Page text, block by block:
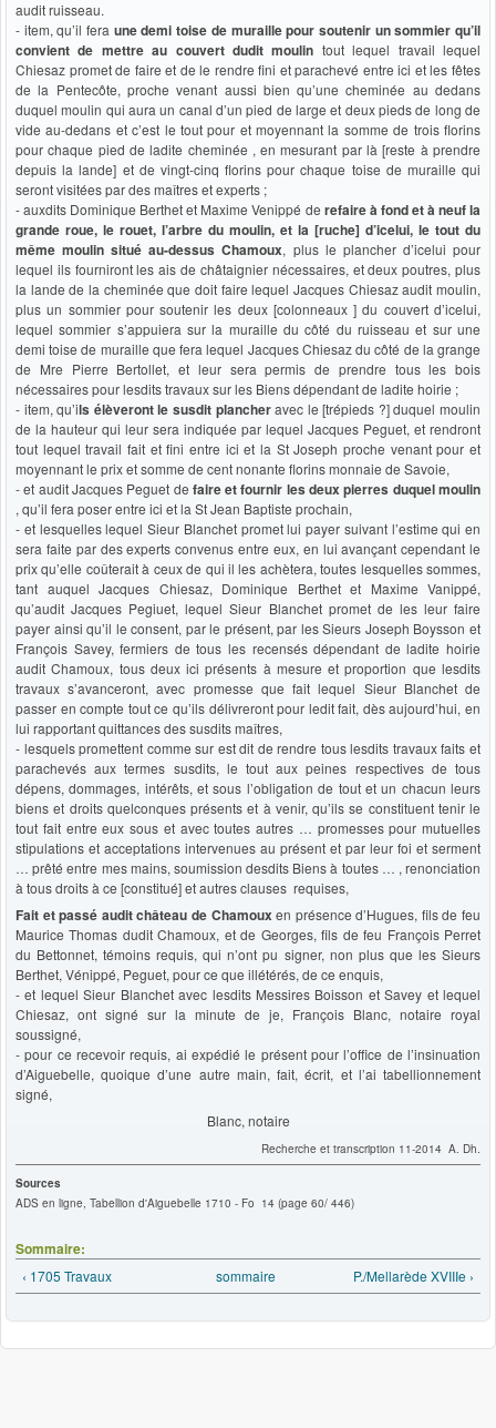
audit ruisseau.
- item, qu’il fera une demi toise de muraille pour soutenir un sommier qu’il
convient de mettre au couvert dudit moulin tout lequel travail lequel
Chiesaz promet de faire et de le rendre fini et parachevé entre ici et les fêtes
de la Pentecôte, proche venant aussi bien qu’une cheminée au dedans
duquel moulin qui aura un canal d’un pied de large et deux pieds de long de
vide au-dedans et c’est le tout pour et moyennant la somme de trois florins
pour chaque pied de ladite cheminée , en mesurant par là [reste à prendre
depuis la lande] et de vingt-cinq florins pour chaque toise de muraille qui
seront visitées par des maîtres et experts ;
- auxdits Dominique Berthet et Maxime Venippé de refaire à fond et à neuf la
grande roue, le rouet, l’arbre du moulin, et la [ruche] d’icelui, le tout du
même moulin situé au-dessus Chamoux, plus le plancher d’icelui pour
lequel ils fourniront les ais de châtaignier nécessaires, et deux poutres, plus
la lande de la cheminée que doit faire lequel Jacques Chiesaz audit moulin,
plus un sommier pour soutenir les deux [colonneaux ] du couvert d’icelui,
lequel sommier s’appuiera sur la muraille du côté du ruisseau et sur une
demi toise de muraille que fera lequel Jacques Chiesaz du côté de la grange
de Mre Pierre Bertollet, et leur sera permis de prendre tous les bois
nécessaires pour lesdits travaux sur les Biens dépendant de ladite hoirie ;
- item, qu’ils élèveront le susdit plancheravec le [trépieds ?] duquel moulin
de la hauteur qui leur sera indiquée par lequel Jacques Peguet, et rendront
tout lequel travail fait et fini entre ici et la St Joseph proche venant pour et
moyennant le prix et somme de cent nonante florins monnaie de Savoie,
- et audit Jacques Peguet de faire et fournir les deux pierres duquel moulin
, qu’il fera poser entre ici et la St Jean Baptiste prochain,
- et lesquelles lequel Sieur Blanchet promet lui payer suivant l’estime qui en
sera faite par des experts convenus entre eux, en lui avançant cependant le
prix qu’elle coûterait à ceux de qui il les achètera, toutes lesquelles sommes,
tant auquel Jacques Chiesaz, Dominique Berthet et Maxime Vanippé,
qu’audit Jacques Pegiuet, lequel Sieur Blanchet promet de les leur faire
payer ainsi qu’il le consent, par le présent, par les Sieurs Joseph Boysson et
François Savey, fermiers de tous les recensés dépendant de ladite hoirie
audit Chamoux, tous deux ici présents à mesure et proportion que lesdits
travaux s’avanceront, avec promesse que fait lequel Sieur Blanchet de
passer en compte tout ce qu’ils délivreront pour ledit fait, dès aujourd’hui, en
lui rapportant quittances des susdits maîtres,
- lesquels promettent comme sur est dit de rendre tous lesdits travaux faits et
parachevés aux termes susdits, le tout aux peines respectives de tous
dépens, dommages, intérêts, et sous l’obligation de tout et un chacun leurs
biens et droits quelconques présents et à venir, qu’ils se constituent tenir le
tout fait entre eux sous et avec toutes autres … promesses pour mutuelles
stipulations et acceptations intervenues au présent et par leur foi et serment
… prêté entre mes mains, soumission desdits Biens à toutes … , renonciation
à tous droits à ce [constitué] et autres clauses requises,
Fait et passé audit château de Chamoux en présence d’Hugues, fils de feu
Maurice Thomas dudit Chamoux, et de Georges, fils de feu François Perret
du Bettonnet, témoins requis, qui n’ont pu signer, non plus que les Sieurs
Berthet, Vénippé, Peguet, pour ce que illétérés, de ce enquis,
- et lequel Sieur Blanchet avec lesdits Messires Boisson et Savey et lequel
Chiesaz, ont signé sur la minute de je, François Blanc, notaire royal
soussigné,
- pour ce recevoir requis, ai expédié le présent pour l’office de l’insinuation
d’Aiguebelle, quoique d’une autre main, fait, écrit, et l’ai tabellionnement
signé,
Blanc, notaire
Recherche et transcription 11-2014 A. Dh.
Sources
ADS en ligne, Tabellion d'Aiguebelle 1710 - Fo 14 (page 60/ 446)
Sommaire:
‹ 1705 Travaux sommaire P./Mellarède XVIIIe ›